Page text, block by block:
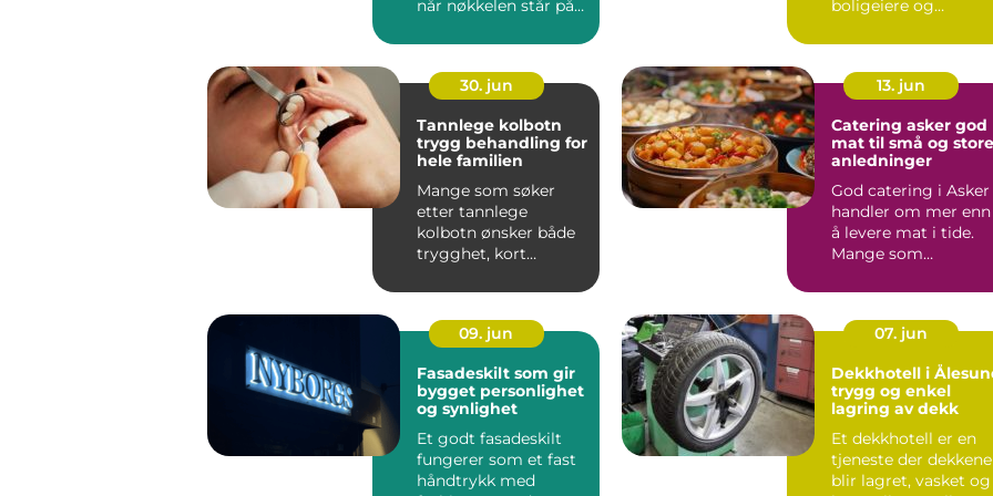
når nøkkelen står på
boligeiere og
hus og hytter...
30. jun
Tannlege kolbotn
trygg behandling for
hele familien
Mange som søker
etter tannlege
kolbotn ønsker både
trygghet, kort
behandling. I ...
13. jun
Catering asker god
mat til små og store
anledninger
God catering i Asker
handler om mer enn
å levere mat i tide.
Mange som
konfirmas...
09. jun
Fasadeskilt som gir
bygget personlighet
og synlighet
Et godt fasadeskilt
fungerer som et fast
håndtrykk med
07. jun
Dekkhotell i
trygg og enkel
lagring av dekk
Et dekkhotell er en
tjeneste der dekkene
blir lagret, vasket og